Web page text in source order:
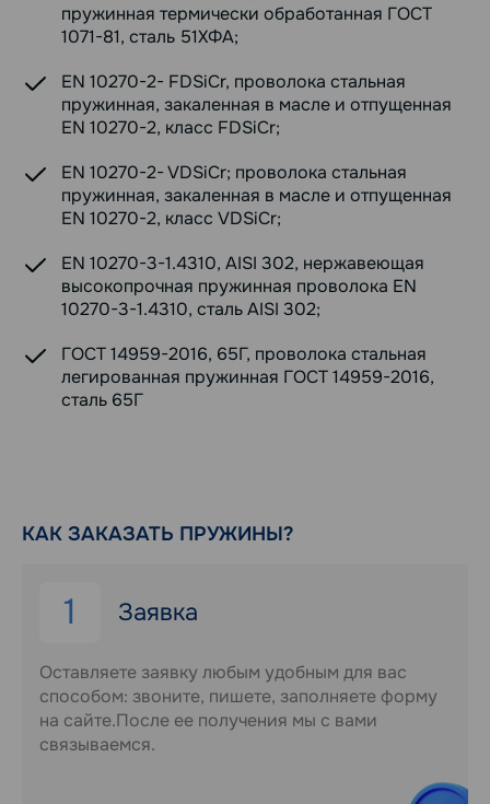
пружинная термически обработанная ГОСТ
1071-81, сталь 51ХФА;
EN 10270-2- FDSiCr, проволока стальная
пружинная, закаленная в масле и отпущенная
EN 10270-2, класс FDSiCr;
EN 10270-2- VDSiCr; проволока стальная
пружинная, закаленная в масле и отпущенная
EN 10270-2, класс VDSiCr;
EN 10270-3-1.4310, AISI 302, нержавеющая
высокопрочная пружинная проволока EN
10270-3-1.4310, сталь AISI 302;
ГОСТ 14959-2016, 65Г, проволока стальная
легированная пружинная ГОСТ 14959-2016,
сталь 65Г
КАК ЗАКАЗАТЬ ПРУЖИНЫ?
1 Заявка
Оставляете заявку любым удобным для вас
способом: звоните, пишете, заполняете форму
на сайте.После ее получения мы с вами
связываемся.